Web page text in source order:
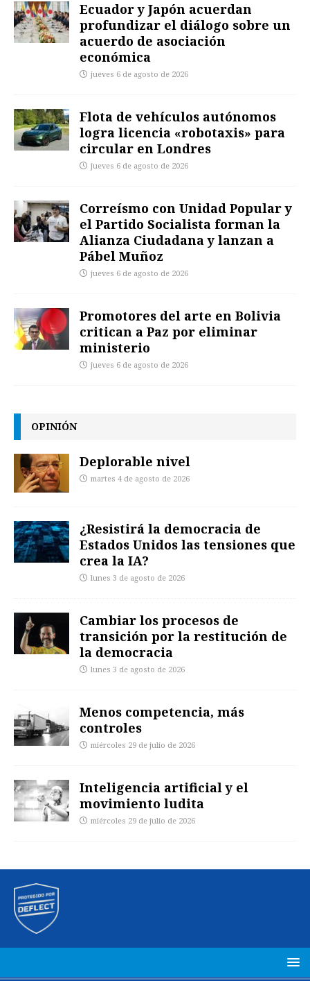
Ecuador y Japón acuerdan
profundizar el diálogo sobre un
acuerdo de asociación
económica
jueves 6 de agosto de 2026
Flota de vehículos autónomos
logra licencia «robotaxis» para
circular en Londres
jueves 6 de agosto de 2026
Correísmo con Unidad Popular y
el Partido Socialista forman la
Alianza Ciudadana y lanzan a
Pábel Muñoz
jueves 6 de agosto de 2026
Promotores del arte en Bolivia
critican a Paz por eliminar
ministerio
jueves 6 de agosto de 2026
OPINIÓN
Deplorable nivel
martes 4 de agosto de 2026
¿Resistirá la democracia de
Estados Unidos las tensiones que
crea la IA?
lunes 3 de agosto de 2026
Cambiar los procesos de
transición por la restitución de
la democracia
lunes 3 de agosto de 2026
Menos competencia, más
controles
miércoles 29 de julio de 2026
Inteligencia artificial y el
movimiento ludita
miércoles 29 de julio de 2026